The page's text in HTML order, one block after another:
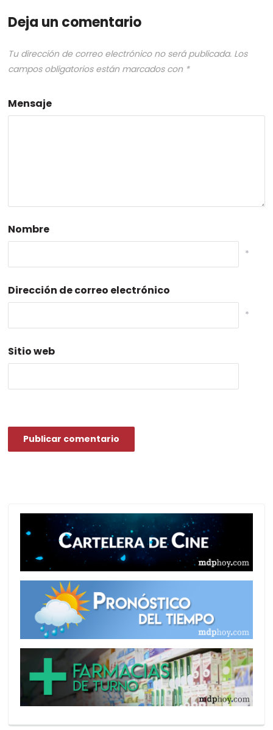
Deja un comentario
Tu dirección de correo electrónico no será publicada. Los
campos obligatorios están marcados con *
Mensaje
Nombre
*
Dirección de correo electrónico
*
Sitio web